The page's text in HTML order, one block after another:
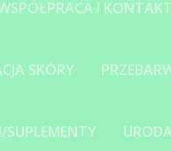
I KONTAKT
SKÓRY
SUPLEMENTY